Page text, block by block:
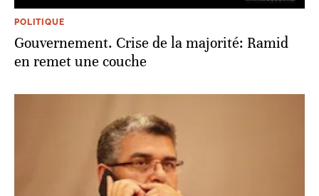
POLITIQUE
Gouvernement. Crise de la majorité: Ramid
en remet une couche